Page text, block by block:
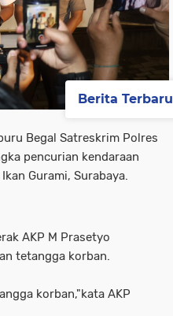
Begal Satreskrim Polres
pencurian kendaraan
Gurami, Surabaya.
AKP M Prasetyo
tetangga korban.
korban,"kata AKP
Berita Terbaru